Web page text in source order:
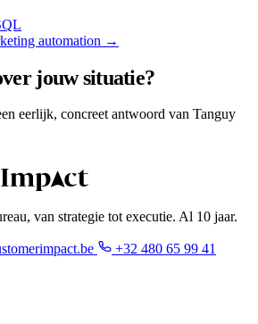
automation →
jouw situatie?
eerlijk, concreet antwoord van Tanguy
van strategie tot executie. Al 10 jaar.
+32 480 65 99 41